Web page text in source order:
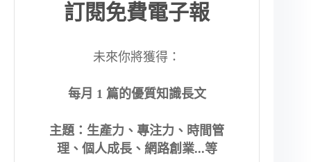
訂閱免費電子報
未來你將獲得：
每月 1 篇的優質知識長文
主題：生產力、專注力、時間管
理、個人成長、網路創業...等